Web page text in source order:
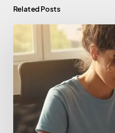
Related Posts